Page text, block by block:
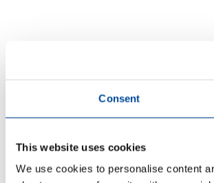
Consent
This website uses cookies
We use cookies to personalise content